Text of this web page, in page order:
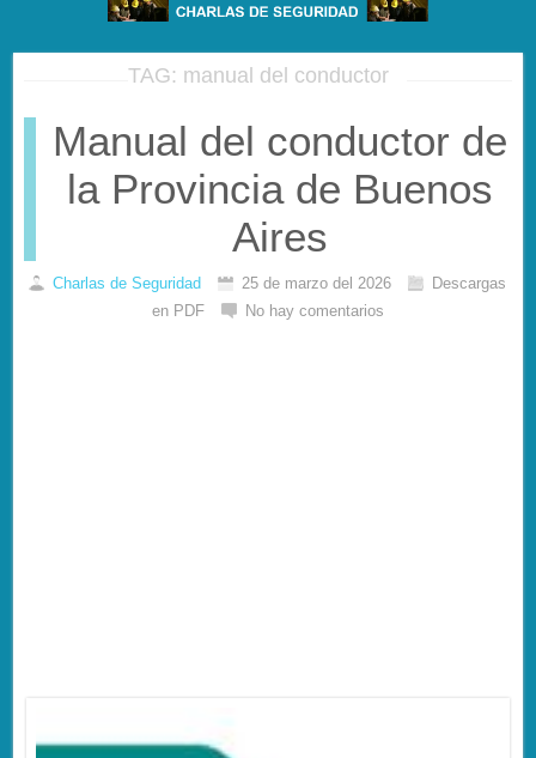
TAG: manual del conductor
Manual del conductor de
la Provincia de Buenos
Aires
Charlas de Seguridad 25 de marzo del 2026
Descargas
en PDF
No hay comentarios